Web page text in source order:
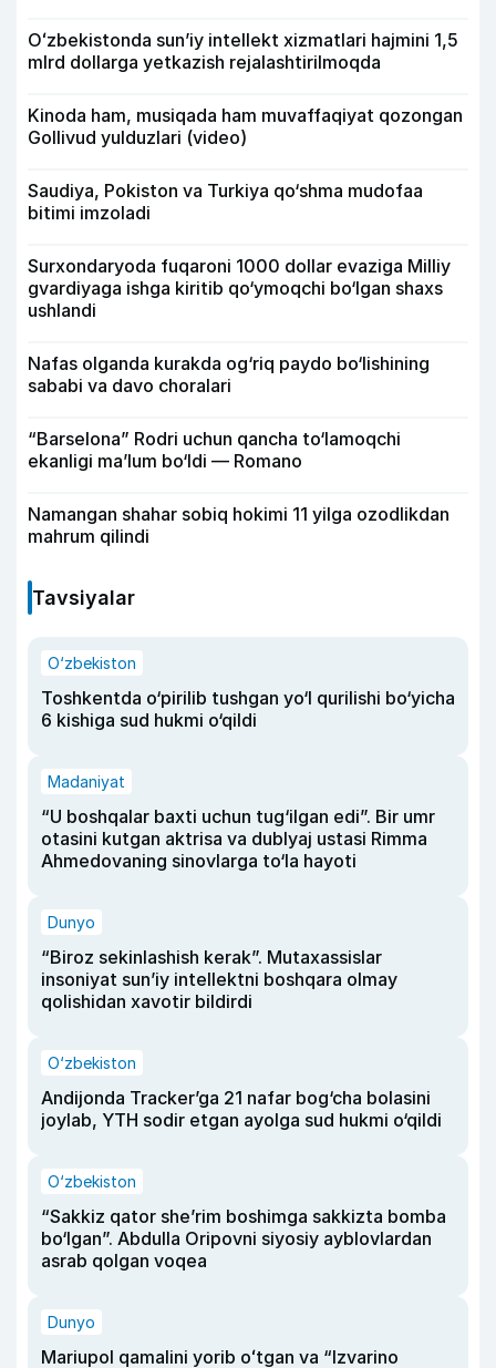
Oʻzbekistonda sunʼiy intellekt xizmatlari hajmini 1,5
mlrd dollarga yetkazish rejalashtirilmoqda
Kinoda ham, musiqada ham muvaffaqiyat qozongan
Gollivud yulduzlari (video)
Saudiya, Pokiston va Turkiya qo‘shma mudofaa
bitimi imzoladi
Surxondaryoda fuqaroni 1000 dollar evaziga Milliy
gvardiyaga ishga kiritib qo‘ymoqchi bo‘lgan shaxs
ushlandi
Nafas olganda kurakda og‘riq paydo bo‘lishining
sababi va davo choralari
“Barselona” Rodri uchun qancha to‘lamoqchi
ekanligi ma’lum bo‘ldi — Romano
Namangan shahar sobiq hokimi 11 yilga ozodlikdan
mahrum qilindi
Tavsiyalar
O‘zbekiston
Toshkentda o‘pirilib tushgan yo‘l qurilishi bo‘yicha
6 kishiga sud hukmi o‘qildi
Madaniyat
“U boshqalar baxti uchun tug‘ilgan edi”. Bir umr
otasini kutgan aktrisa va dublyaj ustasi Rimma
Ahmedovaning sinovlarga to‘la hayoti
Dunyo
“Biroz sekinlashish kerak”. Mutaxassislar
insoniyat sun’iy intellektni boshqara olmay
qolishidan xavotir bildirdi
O‘zbekiston
Andijonda Tracker’ga 21 nafar bog‘cha bolasini
joylab, YTH sodir etgan ayolga sud hukmi o‘qildi
O‘zbekiston
“Sakkiz qator she’rim boshimga sakkizta bomba
bo‘lgan”. Abdulla Oripovni siyosiy ayblovlardan
asrab qolgan voqea
Dunyo
Mariupol qamalini yorib oʻtgan va “Izvarino